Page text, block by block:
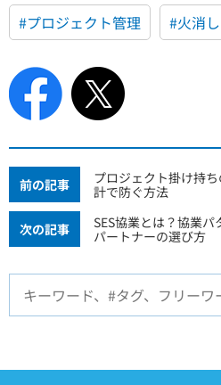
#プロジェクト管理 #火消し
前の記事
プロジェクト掛け持
計で防ぐ方法
次の記事
SES協業とは？協業
パートナーの選び方